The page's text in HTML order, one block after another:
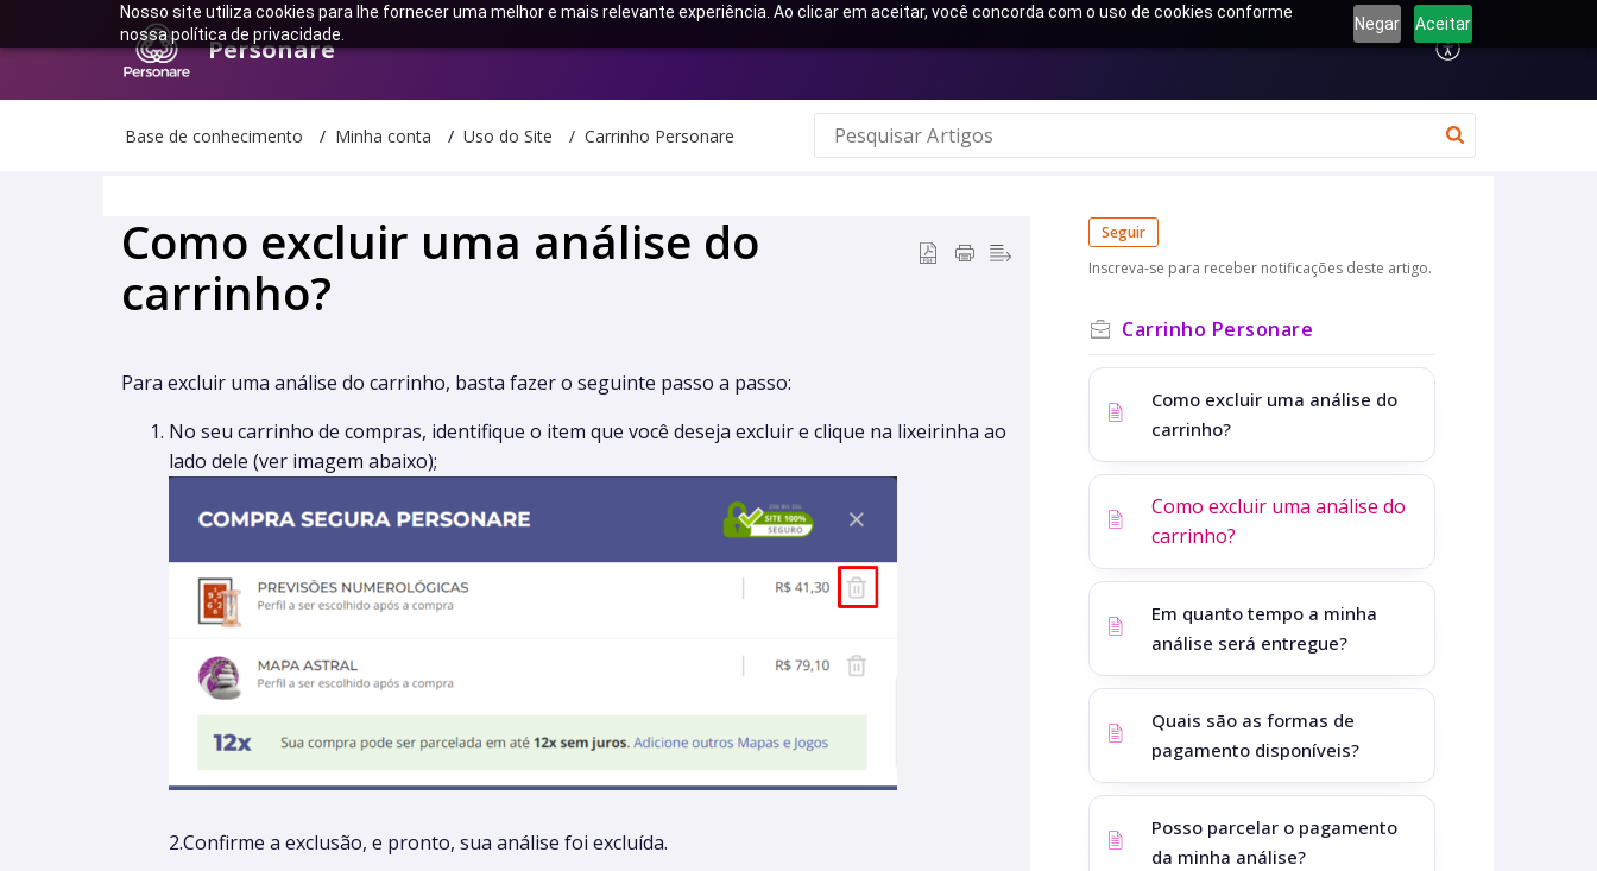
Nosso site utiliza cookies para lhe fornecer uma melhor e mais relevante experiência. Ao clicar em aceitar, você concorda com o uso de cookies conforme
nossa política de privacidade.
Negar Aceitar
Personare
Base de conhecimento Minha conta Uso do Site Carrinho Personare
Como excluir uma análise do
carrinho?
Para excluir uma análise do carrinho, basta fazer o seguinte passo a passo:
No seu carrinho de compras, identifique o item que você deseja excluir e clique na lixeirinha ao
lado dele (ver imagem abaixo);
2.Confirme a exclusão, e pronto, sua análise foi excluída.
Seguir
Inscreva-se para receber notificações deste artigo.
Carrinho Personare
Como excluir uma análise do
carrinho?
Como excluir uma análise do
carrinho?
Em quanto tempo a minha
análise será entregue?
Quais são as formas de
pagamento disponíveis?
Posso parcelar o pagamento
da minha análise?